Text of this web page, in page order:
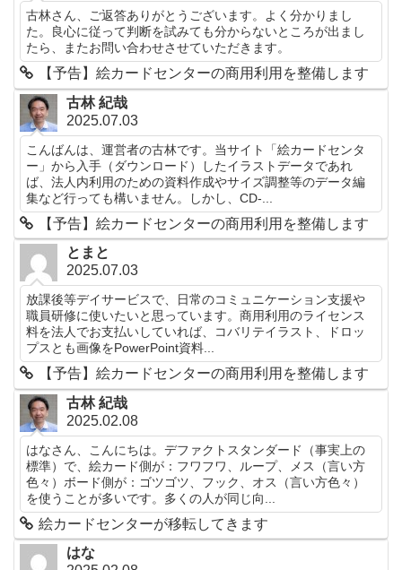
古林さん、ご返答ありがとうございます。よく分かりまし
た。良心に従って判断を試みても分からないところが出まし
たら、またお問い合わせさせていただきます。
【予告】絵カードセンターの商用利用を整備します
古林 紀哉
2025.07.03
こんばんは、運営者の古林です。当サイト「絵カードセンタ
ー」から入手（ダウンロード）したイラストデータであれ
ば、法人内利用のための資料作成やサイズ調整等のデータ編
集など行っても構いません。しかし、CD-...
【予告】絵カードセンターの商用利用を整備します
とまと
2025.07.03
放課後等デイサービスで、日常のコミュニケーション支援や
職員研修に使いたいと思っています。商用利用のライセンス
料を法人でお支払いしていれば、コバリテイラスト、ドロッ
プスとも画像をPowerPoint資料...
【予告】絵カードセンターの商用利用を整備します
古林 紀哉
2025.02.08
はなさん、こんにちは。デファクトスタンダード（事実上の
標準）で、絵カード側が：フワフワ、ループ、メス（言い方
色々）ボード側が：ゴツゴツ、フック、オス（言い方色々）
を使うことが多いです。多くの人が同じ向...
絵カードセンターが移転してきます
はな